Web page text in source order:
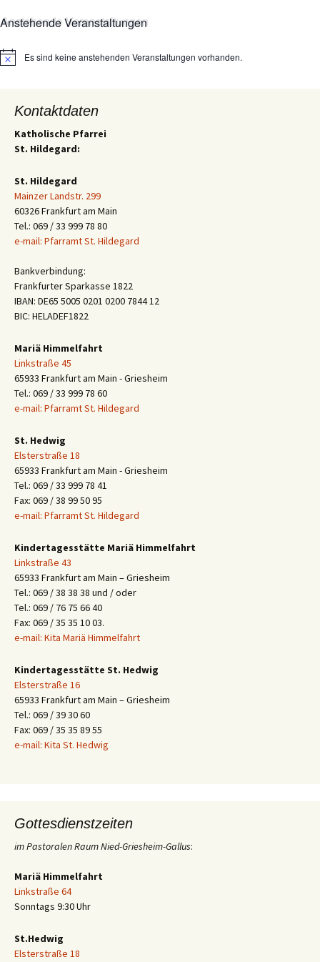
Anstehende Veranstaltungen
HinweisEs sind keine anstehenden Veranstaltungen vorhanden.
Kontaktdaten
Katholische Pfarrei
St. Hildegard:
St. Hildegard
Mainzer Landstr. 299
60326 Frankfurt am Main
Tel.: 069 / 33 999 78 80
e-mail: Pfarramt St. Hildegard
Bankverbindung:
Frankfurter Sparkasse 1822
IBAN: DE65 5005 0201 0200 7844 12
BIC: HELADEF1822
Mariä Himmelfahrt
Linkstraße 45
65933 Frankfurt am Main - Griesheim
Tel.: 069 / 33 999 78 60
e-mail: Pfarramt St. Hildegard
St. Hedwig
Elsterstraße 18
65933 Frankfurt am Main - Griesheim
Tel.: 069 / 33 999 78 41
Fax: 069 / 38 99 50 95
e-mail: Pfarramt St. Hildegard
Kindertagesstätte Mariä Himmelfahrt
Linkstraße 43
65933 Frankfurt am Main – Griesheim
Tel.: 069 / 38 38 38 und / oder
Tel.: 069 / 76 75 66 40
Fax: 069 / 35 35 10 03.
e-mail: Kita Mariä Himmelfahrt
Kindertagesstätte St. Hedwig
Elsterstraße 16
65933 Frankfurt am Main – Griesheim
Tel.: 069 / 39 30 60
Fax: 069 / 35 35 89 55
e-mail: Kita St. Hedwig
Gottesdienstzeiten
im Pastoralen Raum Nied-Griesheim-Gallus:
Mariä Himmelfahrt
Linkstraße 64
Sonntags 9:30 Uhr
St.Hedwig
Elsterstraße 18